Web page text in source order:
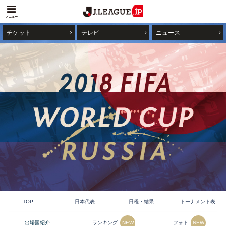
メニュー
チケット テレビ ニュース
TOP 日本代表 日程・結果 トーナメント表
出場国紹介 ランキング NEW フォト NEW